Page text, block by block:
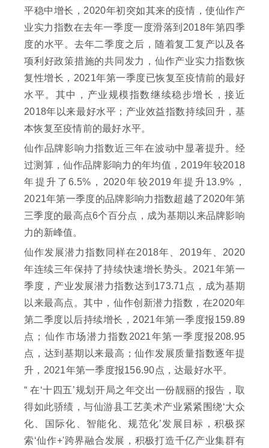
平稳中增长，2020年初突如其来的疫情，使仙作产
业实力指数在去年一季度一度滑落到2018年第四季
度的水平。去年二季度之后，随着复工复产以及各
项利好政策措施的共同发力，仙作产业实力指数恢
复性增长，2021年第一季度已恢复至疫情前的最好
水平。其中，产业规模指数继续稳步增长，接近
2018年以来最好水平；产业效益指数持续回升，基
本恢复至疫情前的最好水平。
仙作品牌影响力指数近三年在波动中显著提升。经
过测算，仙作品牌影响力的年均值，2019年较2018
年提升了6.5%，2020年较2019年提升13.9%，
2021年第一季度的品牌影响力指数超越了2020年第
三季度的最高点6个百分点，成为基期以来品牌影响
力的新峰值。
仙作发展潜力指数同样在2018年、2019年、2020
年连续三年保持了持续快速增长势头。2021年第一
季度，产业发展潜力指数达到173.71点，成为基期
以来最高点。其中，仙作创新潜力指数，在2020年
第二季度以后持续增长，2021年第一季度报159.89
点；仙作市场潜力指数2021年第一季度报208.95
点，达到基期以来最高；仙作发展质量指数逐年提
升，2021年第一季度报156.90点，达最好水平。
“ 在‘十四五’规划开局之年交出一份靓丽的报告，取
得如此骄绩，与仙游县工艺美术产业紧紧围绕‘大众
化、国际化、智能化、规范化’发展目标，积极探
索‘仙作+'跨界融合发展，积极打造千亿产业集群有